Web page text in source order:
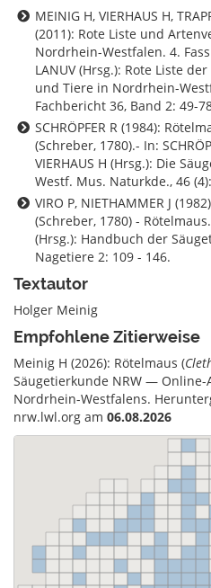
MEINIG H, VIERHAUS H,
(2011): Rote Liste und
Nordrhein-Westfalen. 4.
LANUV (Hrsg.): Rote Liste
und Tiere in Nordrhein-
Fachbericht 36, Band 2: 49-
SCHRÖPFER R (1984):
(Schreber, 1780).- In:
VIERHAUS H (Hrsg.): Die
Westf. Mus. Naturkde., 46
VIRO P, NIETHAMMER J
(Schreber, 1780) -
(Hrsg.): Handbuch der
Nagetiere 2: 109 - 146.
Textautor
Holger Meinig
Empfohlene Zitierweise
Meinig H (2026): Rötelmaus (
Säugetierkunde NRW — Online-
Nordrhein-Westfalens.
nrw.lwl.org am 06.08.2026